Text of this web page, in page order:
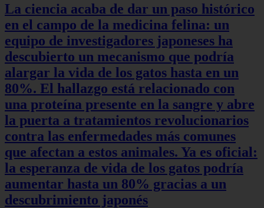
La ciencia acaba de dar un paso histórico
en el campo de la medicina felina: un
equipo de investigadores japoneses ha
descubierto un mecanismo que podría
alargar la vida de los gatos hasta en un
80%. El hallazgo está relacionado con
una proteína presente en la sangre y abre
la puerta a tratamientos revolucionarios
contra las enfermedades más comunes
que afectan a estos animales. Ya es oficial:
la esperanza de vida de los gatos podría
aumentar hasta un 80% gracias a un
descubrimiento japonés